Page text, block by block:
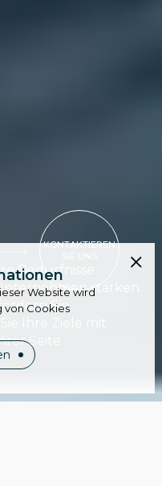
KONTAKTIEREN
Bedürfnisse
stärken.
Sie
Ihre Ziele mit
Seite.
Website wird
von Cookies